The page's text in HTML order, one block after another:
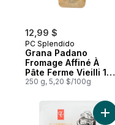
12,99 $
PC Splendido
Grana Padano
Fromage Affiné À
Pâte Ferme Vieilli 14
Mois
250 g, 5,20 $/100g